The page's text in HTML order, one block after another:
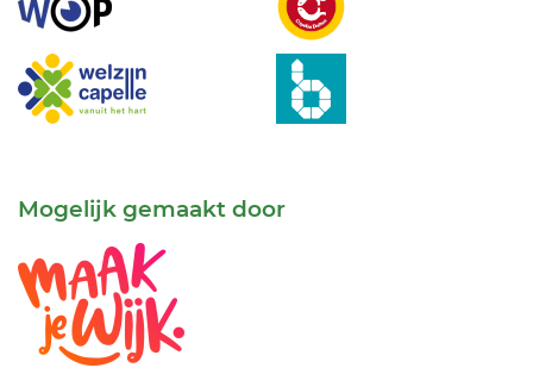
Mogelijk gemaakt door